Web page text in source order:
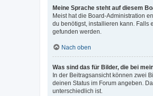
Meine Sprache steht auf diesem
Meist hat die Board-Administration
du benötigst, installieren kann. Falls
gefunden werden.
Nach oben
Was sind das für Bilder, die bei
In der Beitragsansicht können zwei
deinen Status im Forum angeben.
unterschiedlich ist.